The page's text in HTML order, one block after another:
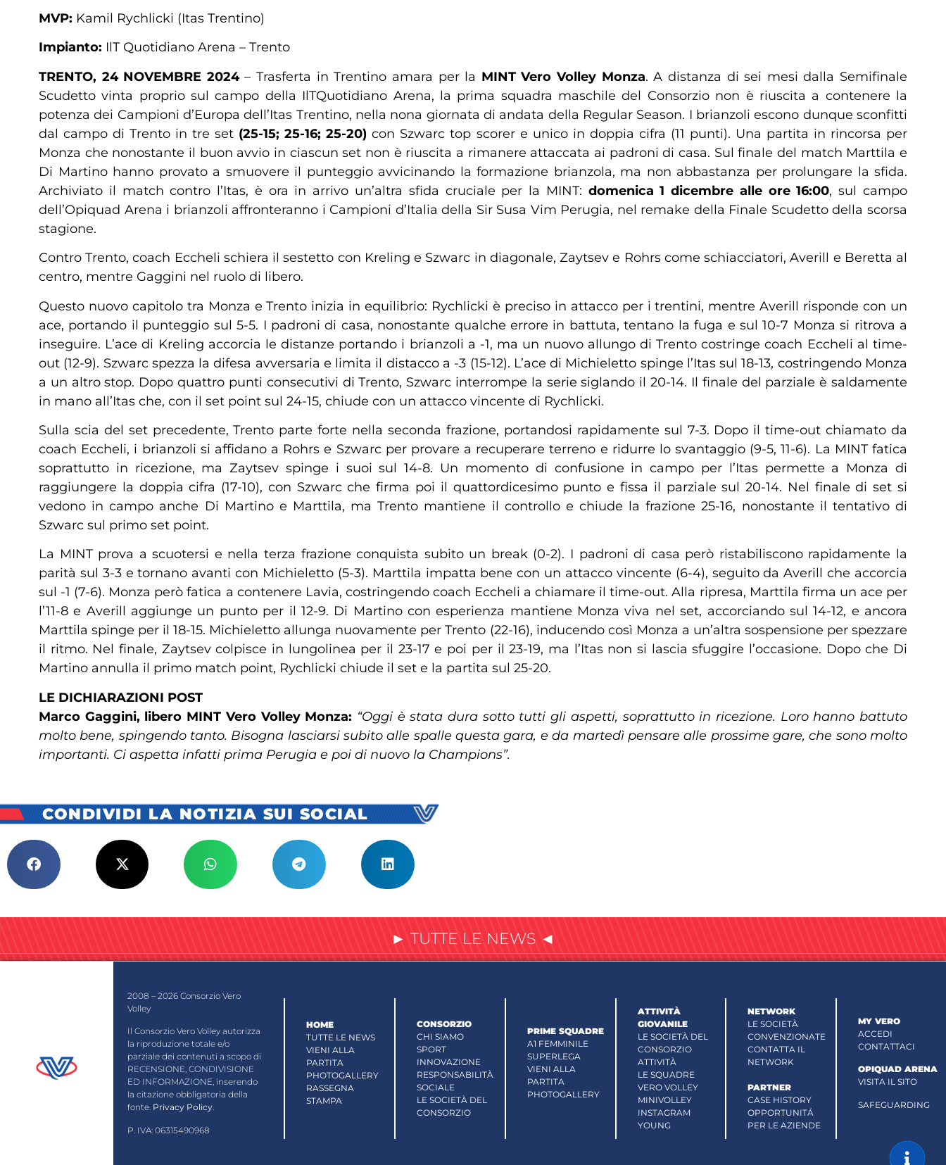
MVP: Kamil Rychlicki (Itas Trentino)
Impianto: IlT Quotidiano Arena – Trento
TRENTO, 24 NOVEMBRE 2024– Trasferta in Trentino amara per la MINT Vero Volley Monza. A distanza di sei mesi dalla Semifinale
Scudetto vinta proprio sul campo della IlTQuotidiano Arena, la prima squadra maschile del Consorzio non è riuscita a contenere la
potenza dei Campioni d’Europa dell’Itas Trentino, nella nona giornata di andata della Regular Season. I brianzoli escono dunque sconfitti
dal campo di Trento in tre set (25-15; 25-16; 25-20) con Szwarc top scorer e unico in doppia cifra (11 punti). Una partita in rincorsa per
Monza che nonostante il buon avvio in ciascun set non è riuscita a rimanere attaccata ai padroni di casa. Sul finale del match Marttila e
Di Martino hanno provato a smuovere il punteggio avvicinando la formazione brianzola, ma non abbastanza per prolungare la sfida.
Archiviato il match contro l’Itas, è ora in arrivo un’altra sfida cruciale per la MINT: domenica 1 dicembre alle ore 16:00, sul campo
dell’Opiquad Arena i brianzoli affronteranno i Campioni d’Italia della Sir Susa Vim Perugia, nel remake della Finale Scudetto della scorsa
stagione.
Contro Trento, coach Eccheli schiera il sestetto con Kreling e Szwarc in diagonale, Zaytsev e Rohrs come schiacciatori, Averill e Beretta al
centro, mentre Gaggini nel ruolo di libero.
Questo nuovo capitolo tra Monza e Trento inizia in equilibrio: Rychlicki è preciso in attacco per i trentini, mentre Averill risponde con un
ace, portando il punteggio sul 5-5. I padroni di casa, nonostante qualche errore in battuta, tentano la fuga e sul 10-7 Monza si ritrova a
inseguire. L’ace di Kreling accorcia le distanze portando i brianzoli a -1, ma un nuovo allungo di Trento costringe coach Eccheli al time-
out (12-9). Szwarc spezza la difesa avversaria e limita il distacco a -3 (15-12). L’ace di Michieletto spinge l’Itas sul 18-13, costringendo Monza
a un altro stop. Dopo quattro punti consecutivi di Trento, Szwarc interrompe la serie siglando il 20-14. Il finale del parziale è saldamente
in mano all’Itas che, con il set point sul 24-15, chiude con un attacco vincente di Rychlicki.
Sulla scia del set precedente, Trento parte forte nella seconda frazione, portandosi rapidamente sul 7-3. Dopo il time-out chiamato da
coach Eccheli, i brianzoli si affidano a Rohrs e Szwarc per provare a recuperare terreno e ridurre lo svantaggio (9-5, 11-6). La MINT fatica
soprattutto in ricezione, ma Zaytsev spinge i suoi sul 14-8. Un momento di confusione in campo per l’Itas permette a Monza di
raggiungere la doppia cifra (17-10), con Szwarc che firma poi il quattordicesimo punto e fissa il parziale sul 20-14. Nel finale di set si
vedono in campo anche Di Martino e Marttila, ma Trento mantiene il controllo e chiude la frazione 25-16, nonostante il tentativo di
Szwarc sul primo set point.
La MINT prova a scuotersi e nella terza frazione conquista subito un break (0-2). I padroni di casa però ristabiliscono rapidamente la
parità sul 3-3 e tornano avanti con Michieletto (5-3). Marttila impatta bene con un attacco vincente (6-4), seguito da Averill che accorcia
sul -1 (7-6). Monza però fatica a contenere Lavia, costringendo coach Eccheli a chiamare il time-out. Alla ripresa, Marttila firma un ace per
l’11-8 e Averill aggiunge un punto per il 12-9. Di Martino con esperienza mantiene Monza viva nel set, accorciando sul 14-12, e ancora
Marttila spinge per il 18-15. Michieletto allunga nuovamente per Trento (22-16), inducendo così Monza a un’altra sospensione per spezzare
il ritmo. Nel finale, Zaytsev colpisce in lungolinea per il 23-17 e poi per il 23-19, ma l’Itas non si lascia sfuggire l’occasione. Dopo che Di
Martino annulla il primo match point, Rychlicki chiude il set e la partita sul 25-20.
LE DICHIARAZIONI POST
Marco Gaggini, libero MINT Vero Volley Monza: “Oggi è stata dura sotto tutti gli aspetti, soprattutto in ricezione. Loro hanno battuto
molto bene, spingendo tanto. Bisogna lasciarsi subito alle spalle questa gara, e da martedì pensare alle prossime gare, che sono molto
importanti. Ci aspetta infatti prima Perugia e poi di nuovo la Champions”.
CONDIVIDI LA NOTIZIA SUI SOCIAL
► TUTTE LE NEWS ◄
2008 – 2026 Consorzio Vero
Volley
Il Consorzio Vero Volley autorizza
la riproduzione totale e/o
parziale dei contenuti a scopo di
RECENSIONE, CONDIVISIONE
ED INFORMAZIONE, inserendo
la citazione obbligatoria della
fonte. Privacy Policy.
P. IVA: 06315490968
HOME
TUTTE LE NEWS
VIENI ALLA
PARTITA
PHOTOGALLERY
RASSEGNA
STAMPA
CONSORZIO
CHI SIAMO
SPORT
INNOVAZIONE
RESPONSABILITÀ
SOCIALE
LE SOCIETÀ DEL
CONSORZIO
PRIME SQUADRE
A1 FEMMINILE
SUPERLEGA
VIENI ALLA
PARTITA
PHOTOGALLERY
ATTIVITÀ
GIOVANILE
LE SOCIETÀ DEL
CONSORZIO
ATTIVITÀ
LE SQUADRE
VERO VOLLEY
MINIVOLLEY
INSTAGRAM
YOUNG
NETWORK
LE SOCIETÀ
CONVENZIONATE
CONTATTA IL
NETWORK
PARTNER
CASE HISTORY
OPPORTUNITÁ
PER LE AZIENDE
MY VERO
ACCEDI
CONTATTACI
OPIQUAD ARENA
VISITA IL SITO
SAFEGUARDING